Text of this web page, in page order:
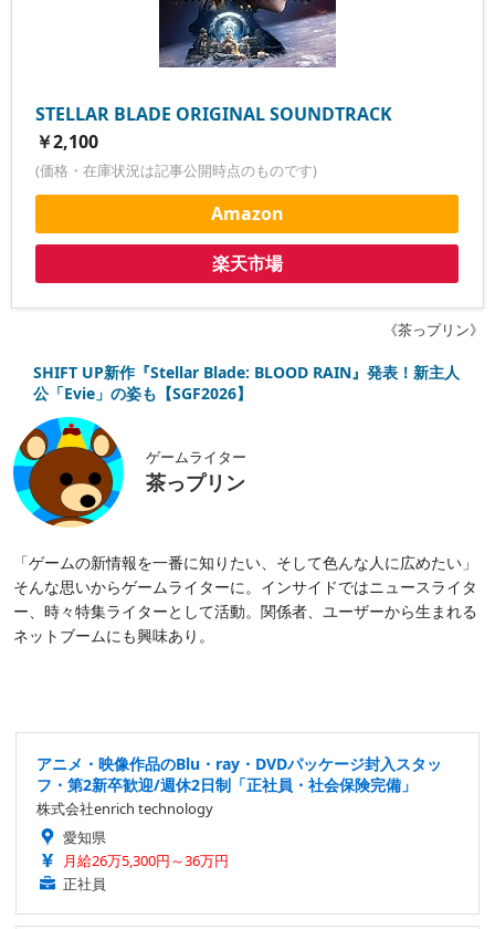
STELLAR BLADE ORIGINAL SOUNDTRACK
￥2,100
(価格・在庫状況は記事公開時点のものです)
Amazon
楽天市場
《茶っプリン》
SHIFT UP新作『Stellar Blade: BLOOD RAIN』発表！新主人
公「Evie」の姿も【SGF2026】
ゲームライター
茶っプリン
「ゲームの新情報を一番に知りたい、そして色んな人に広めたい」
そんな思いからゲームライターに。インサイドではニュースライタ
ー、時々特集ライターとして活動。関係者、ユーザーから生まれる
ネットブームにも興味あり。
アニメ・映像作品のBlu・ray・DVDパッケージ封入スタッ
フ・第2新卒歓迎/週休2日制「正社員・社会保険完備」
株式会社enrich technology
愛知県
月給26万5,300円～36万円
正社員